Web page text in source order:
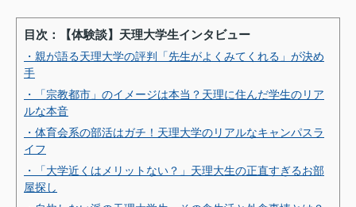
目次：【体験談】天理大学生インタビュー
・親が語る天理大学の評判「先生がよくみてくれる」が決め
手
・「宗教都市」のイメージは本当？天理に住んだ学生のリア
ルな本音
・体育会系の部活はガチ！天理大学のリアルなキャンパスラ
イフ
・「大学近くはメリットない？」天理大生の正直すぎるお部
屋探し